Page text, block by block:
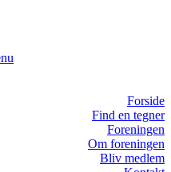
Forside
Find en tegner
Foreningen
Om foreningen
Bliv medlem